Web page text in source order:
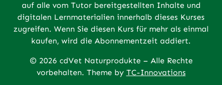
auf alle vom Tutor bereitgestellten Inhalte und
digitalen Lernmaterialien innerhalb dieses Kurses
zugreifen. Wenn Sie diesen Kurs für mehr als einmal
kaufen, wird die Abonnementzeit addiert.
© 2026 cdVet Naturprodukte – Alle Rechte
vorbehalten. Theme by TC-Innovations